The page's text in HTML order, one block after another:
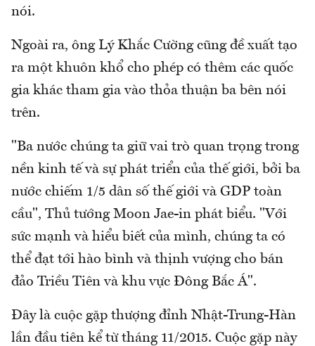
nói.
Ngoài ra, ông Lý Khắc Cường cũng đề xuất tạo
ra một khuôn khổ cho phép có thêm các quốc
gia khác tham gia vào thỏa thuận ba bên nói
trên.
"Ba nước chúng ta giữ vai trò quan trọng trong
nền kinh tế và sự phát triển của thế giới, bởi ba
nước chiếm 1/5 dân số thế giới và GDP toàn
cầu", Thủ tướng Moon Jae-in phát biểu. "Với
sức mạnh và hiểu biết của mình, chúng ta có
thể đạt tới hào bình và thịnh vượng cho bán
đảo Triều Tiên và khu vực Đông Bắc Á".
Đây là cuộc gặp thượng đỉnh Nhật-Trung-Hàn
lần đầu tiên kể từ tháng 11/2015. Cuộc gặp này